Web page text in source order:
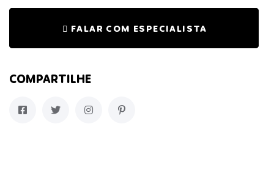
FALAR COM ESPECIALISTA
COMPARTILHE